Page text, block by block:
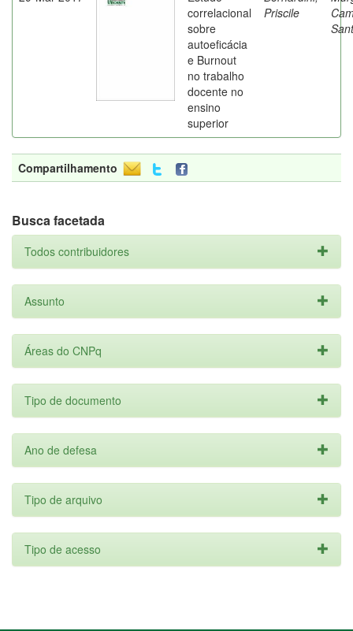
correlacional
sobre
autoeficácia
e Burnout
no trabalho
docente no
ensino
superior
Priscile
Compartilhamento
Busca facetada
Todos contribuidores
Assunto
Áreas do CNPq
Tipo de documento
Ano de defesa
Tipo de arquivo
Tipo de acesso